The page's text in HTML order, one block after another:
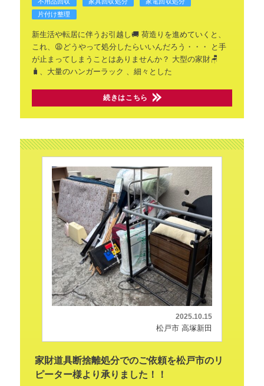
片付け整理
新生活や転居に伴うお引越し🚚 荷造りを進めていくと、
これ、😩どうやって処分したらいいんだろう・・・
と手
が止まってしまうことはありませんか？ 大型の家財🪑
🧳、大量のハンガーラック
、細々とした
続きはこちら
2025.10.15
松戸市 高塚新田
家財道具断捨離処分でのご依頼を松戸市のリ
ピーター様より承りました！！